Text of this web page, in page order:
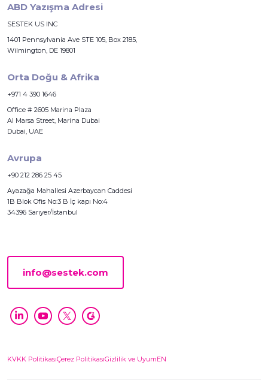
ABD Yazışma Adresi
SESTEK US INC
1401 Pennsylvania Ave STE 105, Box 2185,
Wilmington, DE 19801
Orta Doğu & Afrika
+971 4 390 1646
Office # 2605 Marina Plaza
Al Marsa Street, Marina Dubai
Dubai, UAE
Avrupa
+90 212 286 25 45
Ayazağa Mahallesi Azerbaycan Caddesi
1B Blok Ofis No:3 B İç kapı No:4
34396 Sarıyer/İstanbul
info@sestek.com
KVKK PolitikasıÇerez PolitikasıGizlilik ve UyumEN